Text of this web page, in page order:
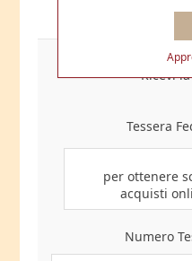
Ricevi
Tessera
per ottenere
acquisti
Numero